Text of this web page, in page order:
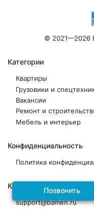
Позвонить
© 2021—2026
Категории
Квартиры
Грузовики и
Вакансии
Ремонт и
Мебель и интерьер
Конфиденциальность
Политика
Контакты
support@bamen.ru